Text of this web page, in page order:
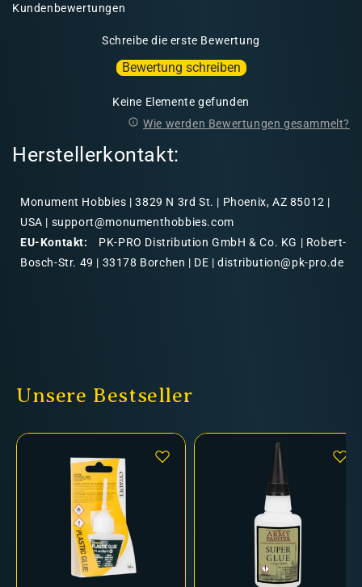
Kundenbewertungen
Schreibe die erste Bewertung
Bewertung schreiben
Keine Elemente gefunden
Wie werden Bewertungen gesammelt?
Herstellerkontakt:
Monument Hobbies | 3829 N 3rd St. | Phoenix, AZ 85012 |
USA | support@monumenthobbies.com
EU-Kontakt:
PK-PRO Distribution GmbH & Co. KG | Robert-
Bosch-Str. 49 | 33178 Borchen | DE | distribution@pk-pro.de
Unsere Bestseller